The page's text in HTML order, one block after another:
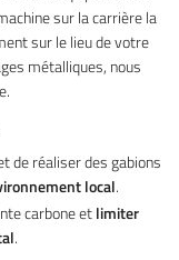
sur la carrière la
sur le lieu de votre
métalliques, nous
de réaliser des gabions
local.
carbone etlimiter
.